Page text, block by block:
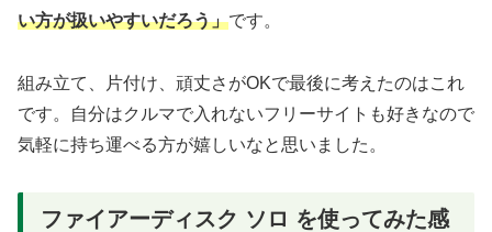
い方が扱いやすいだろう」です。
組み立て、片付け、頑丈さがOKで最後に考えたのはこれ
です。自分はクルマで入れないフリーサイトも好きなので
気軽に持ち運べる方が嬉しいなと思いました。
ファイアーディスク ソロ を使ってみた感